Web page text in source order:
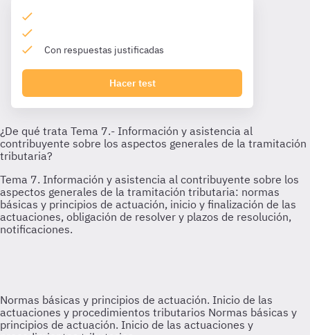
Con respuestas justificadas
Hacer test
Normas básicas y principios de actuación. Inicio de las
actuaciones y procedimientos tributarios Normas básicas y
principios de actuación. Inicio de las actuaciones y